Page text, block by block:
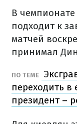
В чемпионате
подходит к
матчей
принимал
ПО ТЕМЕ
переходить в
президент –